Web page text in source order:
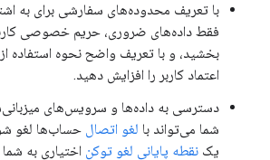
با تعریف محدوده‌های سفارشی برای به
فقط داده‌های ضروری، حریم خصوصی
بخشید، و با تعریف واضح نحوه استفاده از
اعتماد کاربر را افزایش دهید.
دسترسی به داده‌ها و سرویس‌های
شما می‌تواند با لغو اتصال حساب‌ها لغو
یک نقطه پایانی لغو توکن اختیاری به